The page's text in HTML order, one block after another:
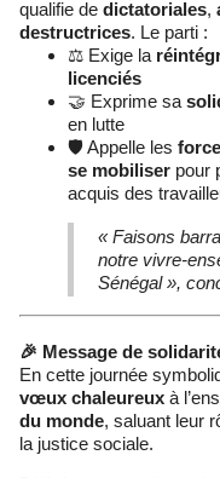
qualifie de dictatoriales,
destructrices. Le parti :
⚖️ Exige la
licenciés
🤝 Exprime sa
en lutte
🛡️ Appelle les
se mobiliser pour
acquis des
« Faisons
notre vivre-
Sénégal »,
🎉 Message de
En cette journée
vœux chaleureux à
du monde, saluant leur
la justice sociale.